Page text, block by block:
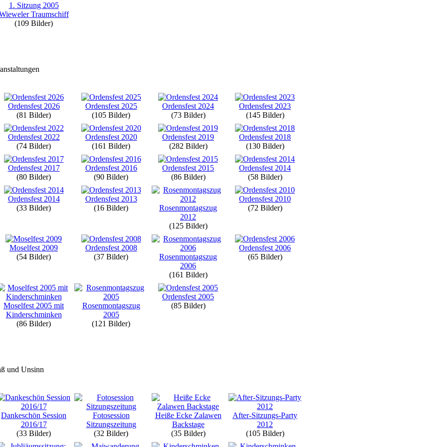
1. Sitzung 2005
Traumschiff
(109 Bilder)
Ordensfest 2026
(81 Bilder)
Ordensfest 2025
(105 Bilder)
Ordensfest 2024
(73 Bilder)
Ordensfest 2023
(145 Bilder)
Ordensfest 2022
(74 Bilder)
Ordensfest 2020
(161 Bilder)
Ordensfest 2019
(282 Bilder)
Ordensfest 2018
(130 Bilder)
Ordensfest 2017
(80 Bilder)
Ordensfest 2016
(90 Bilder)
Ordensfest 2015
(86 Bilder)
Ordensfest 2014
(58 Bilder)
Ordensfest 2014
(33 Bilder)
Ordensfest 2013
(16 Bilder)
Rosenmontagszug
2012
(125 Bilder)
Ordensfest 2010
(72 Bilder)
Moselfest 2009
(54 Bilder)
Ordensfest 2008
(37 Bilder)
Rosenmontagszug
2006
(161 Bilder)
Ordensfest 2006
(65 Bilder)
Moselfest 2005 mit
Kinderschminken
(86 Bilder)
Rosenmontagszug
2005
(121 Bilder)
Ordensfest 2005
(85 Bilder)
und Unsinn
Dankeschön Session
2016/17
(33 Bilder)
Fotosession
Sitzungszeitung
(32 Bilder)
Heiße Ecke Zalawen
Backstage
(35 Bilder)
After-Sitzungs-Party
2012
(105 Bilder)